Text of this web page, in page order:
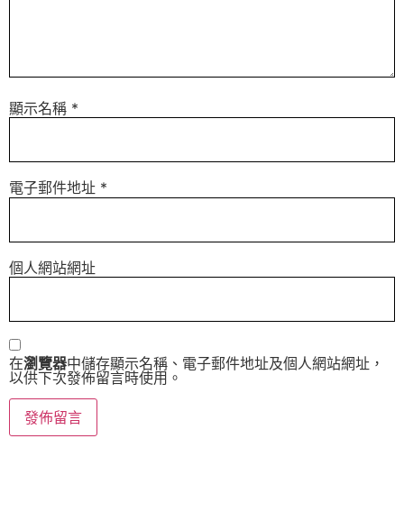
顯示名稱 *
電子郵件地址 *
個人網站網址
在瀏覽器中儲存顯示名稱、電子郵件地址及個人網站網址，
以供下次發佈留言時使用。